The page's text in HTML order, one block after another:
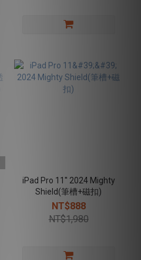
iPad Pro 11'' 2024 Mighty
Shield(筆槽+磁扣)
NT$888
NT$1,980